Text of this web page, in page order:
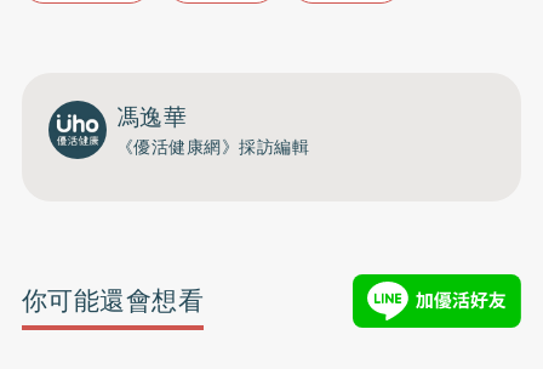
馮逸華
《優活健康網》採訪編輯
你可能還會想看